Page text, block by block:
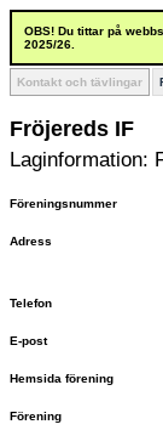
OBS! Du tittar på
2025/26.
Kontakt och tävlingar
Fröjereds IF
Laginformation:
Föreningsnummer
Adress
Telefon
E-post
Hemsida förening
Förening